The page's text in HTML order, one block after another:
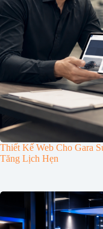
Thiết Kế Web Cho Gara
Tăng Lịch Hẹn